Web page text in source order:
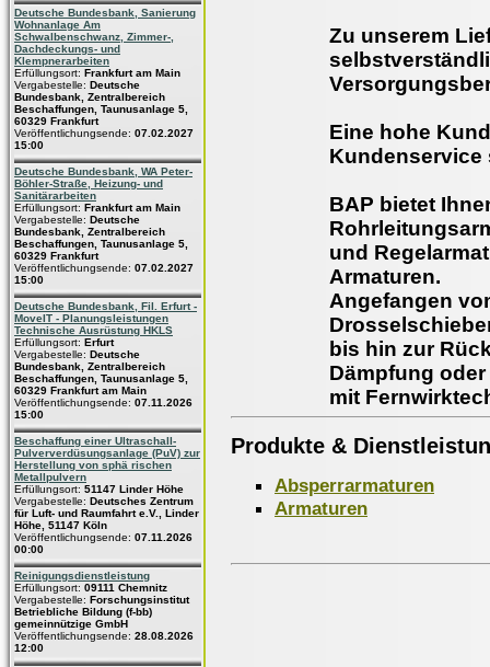
Deutsche Bundesbank, Sanierung
Wohnanlage Am
Schwalbenschwanz, Zimmer-,
Dachdeckungs- und
Klempnerarbeiten
Erfüllungsort: Frankfurt am Main
Vergabestelle: Deutsche
Bundesbank, Zentralbereich
Beschaffungen, Taunusanlage 5,
60329 Frankfurt
Veröffentlichungsende: 07.02.2027
15:00
Deutsche Bundesbank, WA Peter-
Böhler-Straße, Heizung- und
Sanitärarbeiten
Erfüllungsort: Frankfurt am Main
Vergabestelle: Deutsche
Bundesbank, Zentralbereich
Beschaffungen, Taunusanlage 5,
60329 Frankfurt
Veröffentlichungsende: 07.02.2027
15:00
Deutsche Bundesbank, Fil. Erfurt -
MoveIT - Planungsleistungen
Technische Ausrüstung HKLS
Erfüllungsort: Erfurt
Vergabestelle: Deutsche
Bundesbank, Zentralbereich
Beschaffungen, Taunusanlage 5,
60329 Frankfurt am Main
Veröffentlichungsende: 07.11.2026
15:00
Beschaffung einer Ultraschall-
Pulververdüsungsanlage (PuV) zur
Herstellung von sphä rischen
Metallpulvern
Erfüllungsort: 51147 Linder Höhe
Vergabestelle: Deutsches Zentrum
für Luft- und Raumfahrt e.V., Linder
Höhe, 51147 Köln
Veröffentlichungsende: 07.11.2026
00:00
Reinigungsdienstleistung
Erfüllungsort: 09111 Chemnitz
Vergabestelle: Forschungsinstitut
Betriebliche Bildung (f-bb)
gemeinnützige GmbH
Veröffentlichungsende: 28.08.2026
12:00
Zu unserem
Eine hohe
BAP bietet
und
Armaturen.
Angefangen
bis hin zur
Dämpfung
mit
Produkte &
Absperrarmaturen
Armaturen